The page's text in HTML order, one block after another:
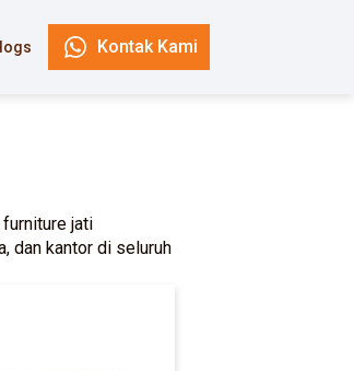
Kontak Kami
jati
dan kantor di seluruh